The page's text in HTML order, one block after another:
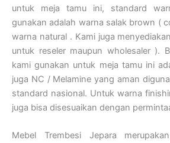
untuk meja tamu ini, standard
gunakan adalah warna salak brown (
warna natural . Kami juga
untuk reseler maupun wholesaler ).
kami gunakan untuk meja tamu ini
juga NC / Melamine yang aman
standard nasional. Untuk warna
juga bisa disesuaikan dengan
Mebel Trembesi Jepara